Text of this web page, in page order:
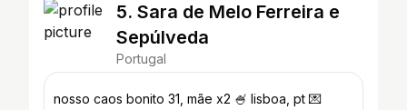
5. Sara de Melo Ferreira e
Sepúlveda
Portugal
nosso caos bonito 31, mãe x2 🍧 lisboa, pt 💌